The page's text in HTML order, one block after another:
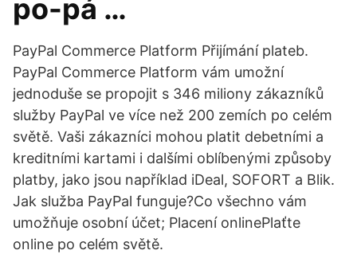
po-pá …
PayPal Commerce Platform Přijímání plateb.
PayPal Commerce Platform vám umožní
jednoduše se propojit s 346 miliony zákazníků
služby PayPal ve více než 200 zemích po celém
světě. Vaši zákazníci mohou platit debetními a
kreditními kartami i dalšími oblíbenými způsoby
platby, jako jsou například iDeal, SOFORT a Blik.
Jak služba PayPal funguje?Co všechno vám
umožňuje osobní účet; Placení onlinePlaťte
online po celém světě.